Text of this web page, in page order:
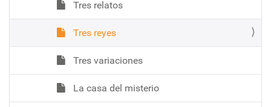
Tres relatos
Tres reyes
Tres variaciones
La casa del misterio